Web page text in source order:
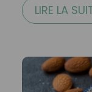
LIRE LA